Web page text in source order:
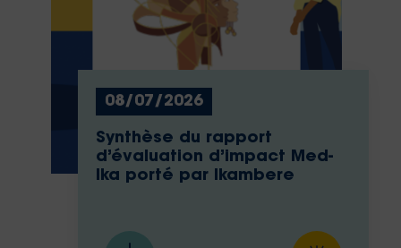
08/07/2026
Synthèse du rapport
d’évaluation d’impact Med-
Ika porté par Ikambere